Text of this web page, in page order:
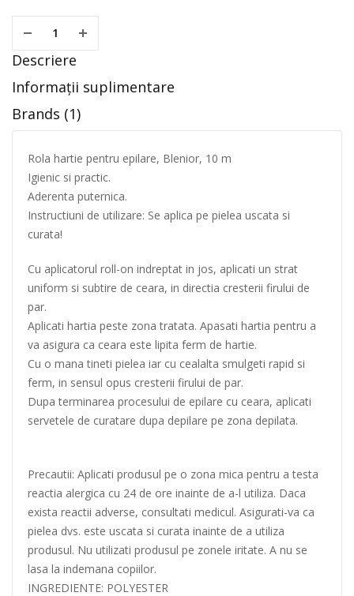
Descriere
Informații suplimentare
Brands (1)
Rola hartie pentru epilare, Blenior, 10 m
Igienic si practic.
Aderenta puternica.
Instructiuni de utilizare: Se aplica pe pielea uscata si
curata!
Cu aplicatorul roll-on indreptat in jos, aplicati un strat
uniform si subtire de ceara, in directia cresterii firului de
par.
Aplicati hartia peste zona tratata. Apasati hartia pentru a
va asigura ca ceara este lipita ferm de hartie.
Cu o mana tineti pielea iar cu cealalta smulgeti rapid si
ferm, in sensul opus cresterii firului de par.
Dupa terminarea procesului de epilare cu ceara, aplicati
servetele de curatare dupa depilare pe zona depilata.
Precautii: Aplicati produsul pe o zona mica pentru a testa
reactia alergica cu 24 de ore inainte de a-l utiliza. Daca
exista reactii adverse, consultati medicul. Asigurati-va ca
pielea dvs. este uscata si curata inainte de a utiliza
produsul. Nu utilizati produsul pe zonele iritate. A nu se
lasa la indemana copiilor.
INGREDIENTE: POLYESTER